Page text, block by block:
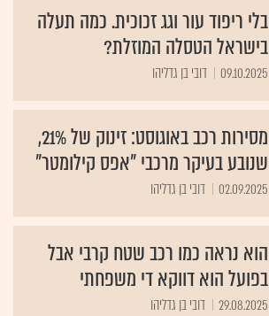
בלי ריפוד עור וגג זכוכית. כמה תעלה
בישראל הטסלה המוזלת?
09.10.2025 דובי בן גדליהו
מסירות רכב באוגוסט: זינוק של 21%,
שנובע בעיקר מרכבי "אפס קילומטר"
02.09.2025 דובי בן גדליהו
הוא נראה כמו רכב שטח קרבי אבל
בפועל הוא דווקא די משפחתי
29.08.2025 דובי בן גדליהו